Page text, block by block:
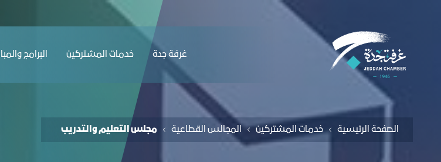
مجلس التعليم والتدريب - غرفة جدة
ﻏﺮﻓﺔ ﺟﺪة ﺧﺪﻣﺎت المشتركين البرامج
الصفحة الرئيسية ﺧﺪﻣﺎت المشتركين اﻟﻤﺠﺎﻟﺲ اﻟﻘﻄﺎﻋﯿﺔ مجلس التعليم والتدريب